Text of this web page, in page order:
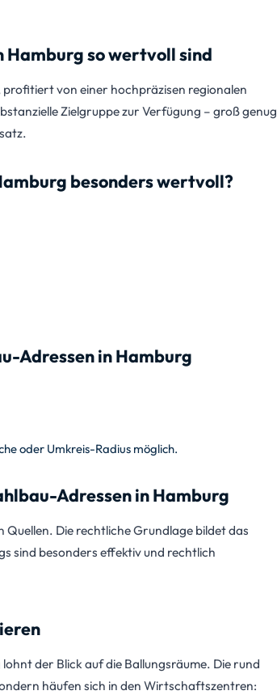
so wertvoll sind
profitiert von einer hochpräzisen regionalen
Zielgruppe zur Verfügung – groß genug
besonders wertvoll?
Adressen in Hamburg
oder Umkreis-Radius möglich.
Adressen in Hamburg
Die rechtliche Grundlage bildet das
sind besonders effektiv und rechtlich
der Blick auf die Ballungsräume. Die rund
häufen sich in den Wirtschaftszentren: